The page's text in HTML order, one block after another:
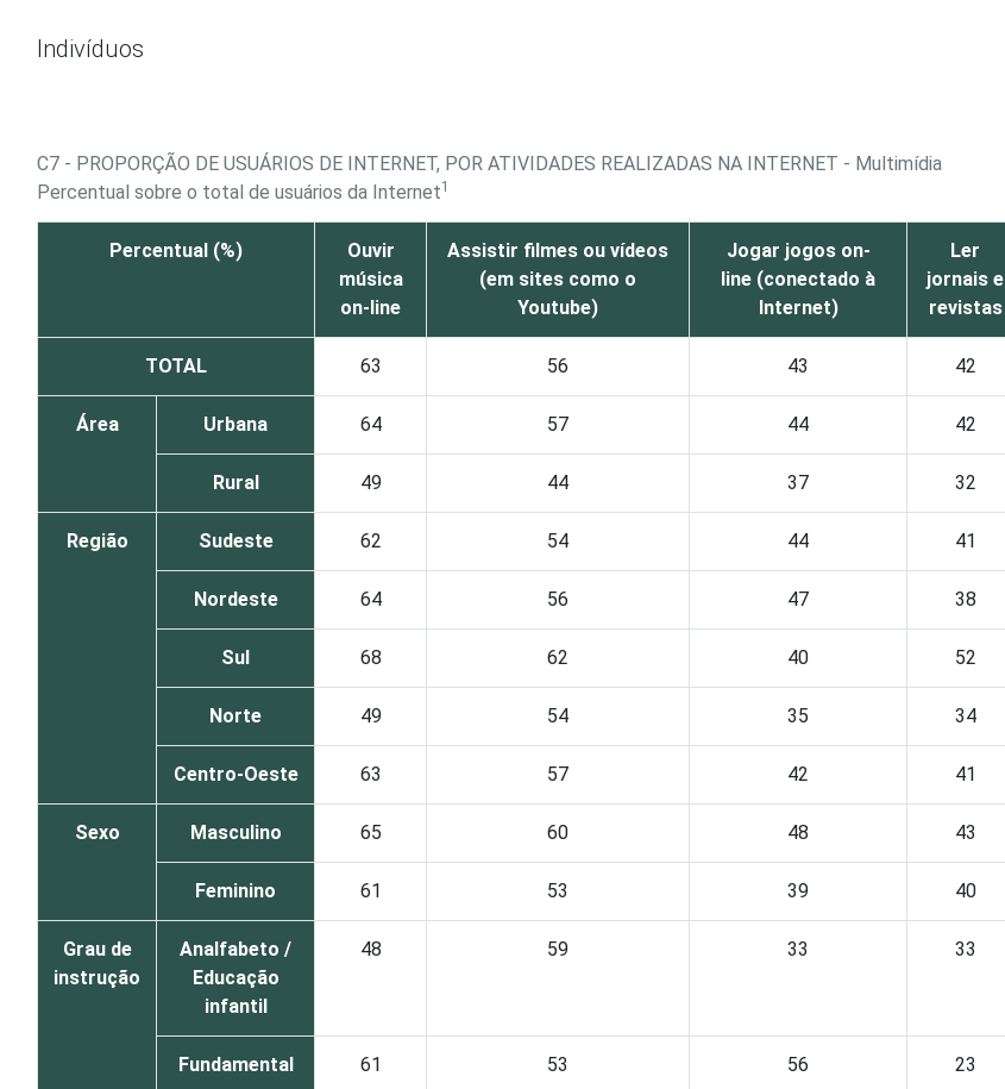
Indivíduos
C7 - PROPORÇÃO DE USUÁRIOS DE INTERNET, POR ATIVIDADES REALIZADAS NA INTERNET - Multimídia
Percentual sobre o total de usuários da Internet1
Percentual (%)
Ouvir
música
on-line
Assistir filmes ou vídeos
(em sites como o
Youtube)
Jogar jogos on-
line (conectado à
Internet)
Ler
jornais e
revistas
TOTAL 63 56 43 42
Área Urbana 64 57 44 42
Rural 49 44 37 32
Região Sudeste 62 54 44 41
Nordeste 64 56 47 38
Sul 68 62 40 52
Norte 49 54 35 34
Centro-Oeste 63 57 42 41
Sexo Masculino 65 60 48 43
Feminino 61 53 39 40
Grau de
instrução
Analfabeto /
Educação
infantil
48 59 33 33
Fundamental 61 53 56 23